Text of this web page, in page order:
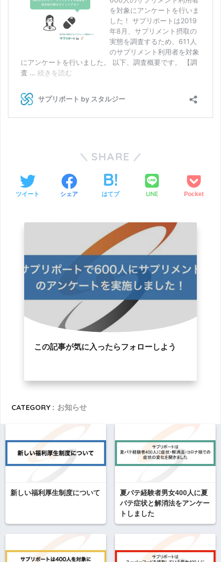
SHARE
ツイート シェア はてブ LINE Pocket
この記事が気に入ったらフォローしよう
CATEGORY : お知らせ
新しい福利厚生制度について
夏バテ経験者男女400人に夏
バテ症状と解消法をアンケー
トしました